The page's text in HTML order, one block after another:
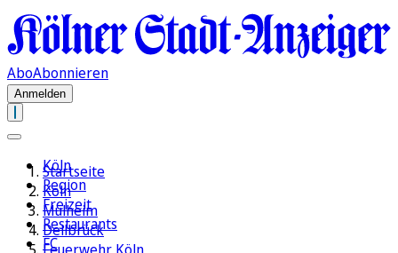
AboAbonnieren
Anmelden
Köln
Region
Freizeit
Restaurants
FC
Startseite
Köln
Mülheim
Dellbrück